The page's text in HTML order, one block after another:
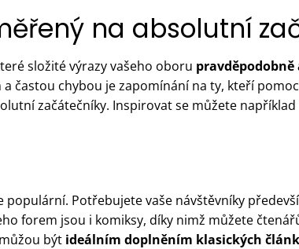
na absolutní
složité výrazy vašeho oboru
častou chybou je zapomínání na ty, kteří
začátečníky. Inspirovat se můžete například
populární. Potřebujete vaše návštěvníky
forem jsou i komiksy, díky nimž můžete
být ideálním doplněním klasických